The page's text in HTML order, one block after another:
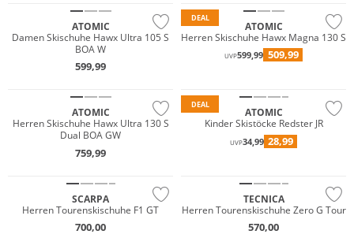
ATOMIC
Damen Skischuhe Hawx Ultra 105 S
BOA W
599,99
DEAL
ATOMIC
Herren Skischuhe Hawx Magna 130 S
UVP599,99 509,99
ATOMIC
Herren Skischuhe Hawx Ultra 130 S
Dual BOA GW
759,99
DEAL
ATOMIC
Kinder Skistöcke Redster JR
UVP34,99 28,99
SCARPA
Herren Tourenskischuhe F1 GT
700,00
TECNICA
Herren Tourenskischuhe Zero G Tour
570,00